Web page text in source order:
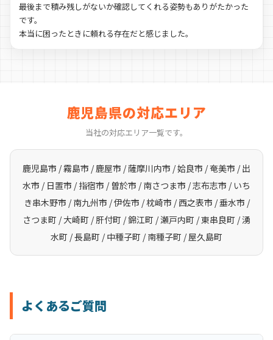
最後まで積み残しがないか確認してくれる姿勢もありがたかった
です。
本当に困ったときに頼れる存在だと感じました。
鹿児島県の対応エリア
当社の対応エリア一覧です。
鹿児島市 / 霧島市 / 鹿屋市 / 薩摩川内市 / 姶良市 / 奄美市 / 出
水市 / 日置市 / 指宿市 / 曽於市 / 南さつま市 / 志布志市 / いち
き串木野市 / 南九州市 / 伊佐市 / 枕崎市 / 西之表市 / 垂水市 /
さつま町 / 大崎町 / 肝付町 / 錦江町 / 瀬戸内町 / 東串良町 / 湧
水町 / 長島町 / 中種子町 / 南種子町 / 屋久島町
よくあるご質問